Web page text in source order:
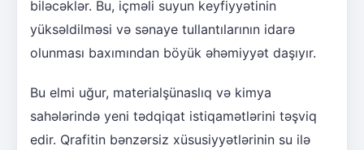
biləcəklər. Bu, içməli suyun keyfiyyətinin
yüksəldilməsi və sənaye tullantılarının idarə
olunması baxımından böyük əhəmiyyət daşıyır.
Bu elmi uğur, materialşünaslıq və kimya
sahələrində yeni tədqiqat istiqamətlərini təşviq
edir. Qrafitin bənzərsiz xüsusiyyətlərinin su ilə